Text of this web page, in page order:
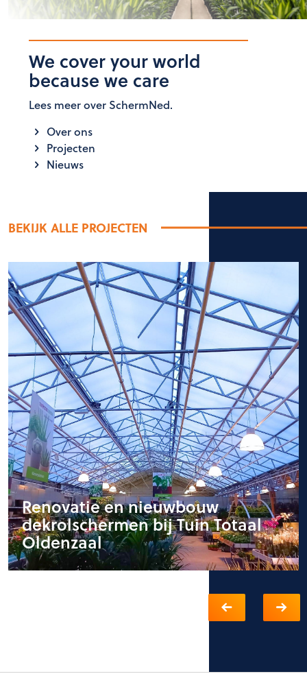
We cover your world
because we care
Lees meer over SchermNed.
Over ons
Projecten
Nieuws
BEKIJK ALLE PROJECTEN
Renovatie en nieuwbouw
dekrolschermen bij Tuin Totaal
Oldenzaal